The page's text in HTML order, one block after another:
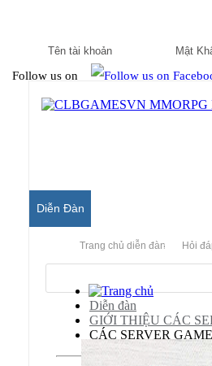
Follow us on
Diễn Đàn
Trang chủ diễn đàn Hỏi
Diễn đàn
GIỚI THIỆU CÁC
CÁC SERVER